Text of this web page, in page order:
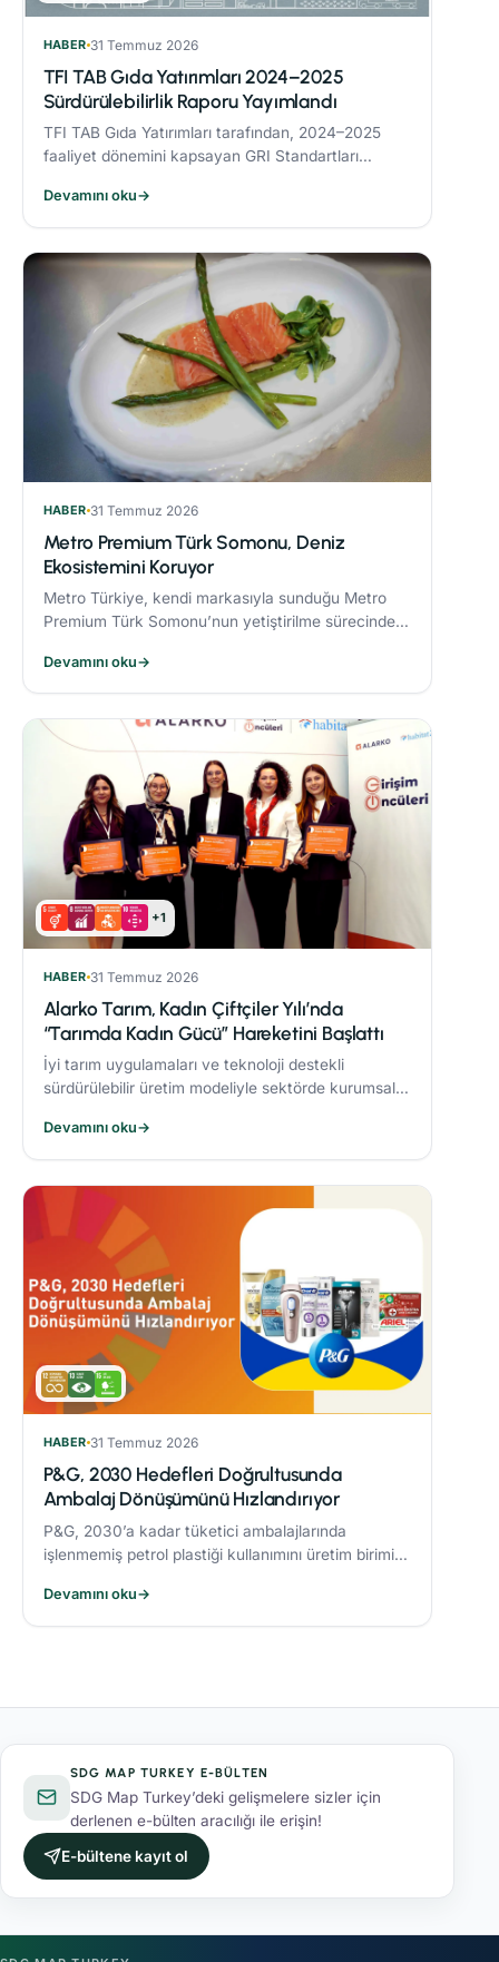
HABER 31 Temmuz 2026
TFI TAB Gıda Yatırımları 2024–2025
Sürdürülebilirlik Raporu Yayımlandı
TFI TAB Gıda Yatırımları tarafından, 2024–2025
faaliyet dönemini kapsayan GRI Standartları
Devamını oku→
HABER 31 Temmuz 2026
Metro Premium Türk Somonu, Deniz
Ekosistemini Koruyor
Metro Türkiye, kendi markasıyla sunduğu Metro
Premium Türk Somonu’nun yetiştirilme sürecinde
uyguluyor.
Devamını oku→
+1
HABER 31 Temmuz 2026
Alarko Tarım, Kadın Çiftçiler Yılı’nda
“Tarımda Kadın Gücü” Hareketini Başlattı
İyi tarım uygulamaları ve teknoloji destekli
sürdürülebilir üretim modeliyle sektörde kurumsal
üçüncü yılında “Tarımda Kadın Gücü” hareketi
başlatıyor.
Devamını oku→
HABER 31 Temmuz 2026
P&G, 2030 Hedefleri Doğrultusunda
Ambalaj Dönüşümünü Hızlandırıyor
P&G, 2030’a kadar tüketici ambalajlarında
işlenmemiş petrol plastiği kullanımını üretim birimi
sonucunda %21’lik azaltım sağladı.
Devamını oku→
SDG MAP TURKEY E-BÜLTEN
SDG Map Turkey’deki gelişmelere sizler için
derlenen e-bülten aracılığı ile erişin!
E-bültene kayıt ol